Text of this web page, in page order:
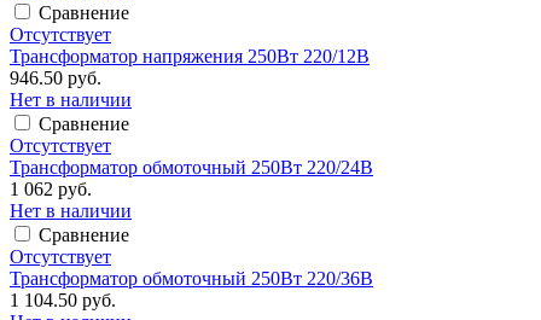
Сравнение
Отсутствует
Трансформатор напряжения 250Вт 220/12В
946.50 руб.
Нет в наличии
Сравнение
Отсутствует
Трансформатор обмоточный 250Вт 220/24В
1 062 руб.
Нет в наличии
Сравнение
Отсутствует
Трансформатор обмоточный 250Вт 220/36В
1 104.50 руб.